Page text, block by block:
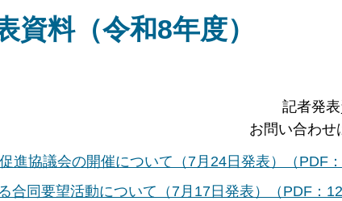
資料（令和8年度）
記者発
お問い合わせ
進協議会の開催について（7月24日発表）（PDF：
合同要望活動について（7月17日発表）（PDF：